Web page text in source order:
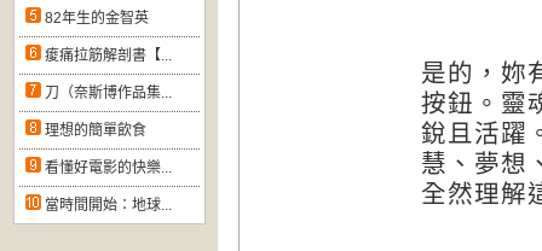
82年生的金智英
痠痛拉筋解剖書【...
刀（奈斯博作品集...
理想的簡單飲食
看懂好電影的快樂...
當時間開始：地球...
是的，妳
按鈕。靈
銳且活躍
慧、夢想
全然理解